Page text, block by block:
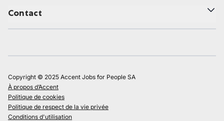
Contact
Copyright © 2025 Accent Jobs for People SA
À propos d’Accent
Politique de cookies
Politique de respect de la vie privée
Conditions d'utilisation